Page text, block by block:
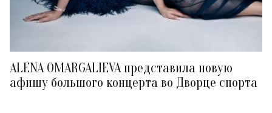
ALENA OMARGALIEVA представила новую
афишу большого концерта во Дворце спорта